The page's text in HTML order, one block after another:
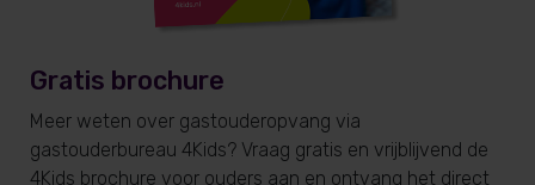
Gratis brochure
Meer weten over gastouderopvang via
gastouderbureau 4Kids? Vraag gratis en vrijblijvend de
4Kids brochure voor ouders aan en ontvang het direct